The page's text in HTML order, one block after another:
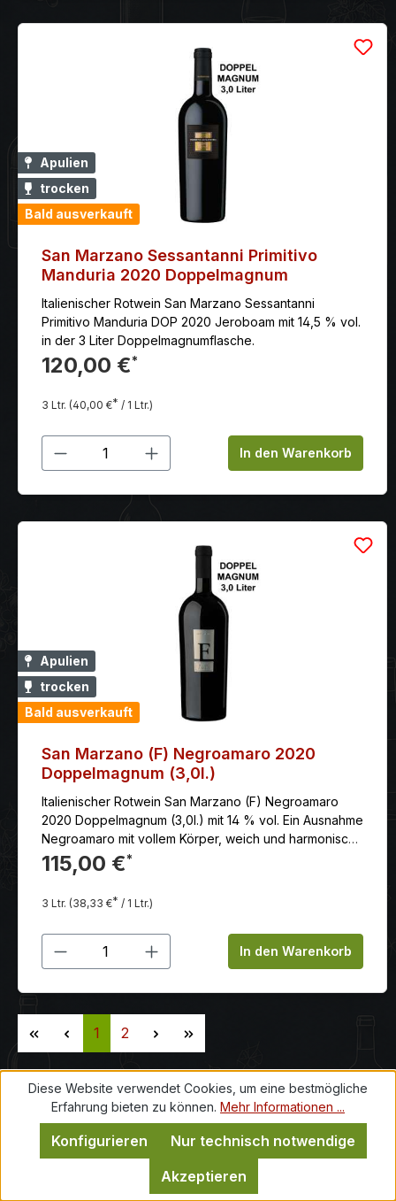
Apulien
trocken
Bald ausverkauft
San Marzano Sessantanni Primitivo
Manduria 2020 Doppelmagnum
Italienischer Rotwein San Marzano Sessantanni
Primitivo Manduria DOP 2020 Jeroboam mit 14,5 % vol.
in der 3 Liter Doppelmagnumflasche.
120,00 €*
3 Ltr. (40,00 €* / 1 Ltr.)
Produkt Anzahl: Gib denIn den Warenkorb
Apulien
trocken
Bald ausverkauft
San Marzano (F) Negroamaro 2020
Doppelmagnum (3,0l.)
Italienischer Rotwein San Marzano (F) Negroamaro
2020 Doppelmagnum (3,0l.) mit 14 % vol. Ein Ausnahme
Negroamaro mit vollem Körper, weich und harmonisch,
reich an edlen Tanninen, mit angenehm lang
anhaltendem Abgang.
115,00 €*
3 Ltr. (38,33 €* / 1 Ltr.)
Produkt Anzahl: Gib denIn den Warenkorb
Seite
1 Seite
2
Vini San Marzano: Das schlagende Herz
Diese Website verwendet Cookies, um eine bestmögliche
Erfahrung bieten zu können. Mehr Informationen ...
Nur technisch notwendige
Konfigurieren
Akzeptieren